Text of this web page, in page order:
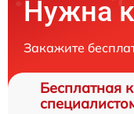
Нужна
Закажите
Бесплатная